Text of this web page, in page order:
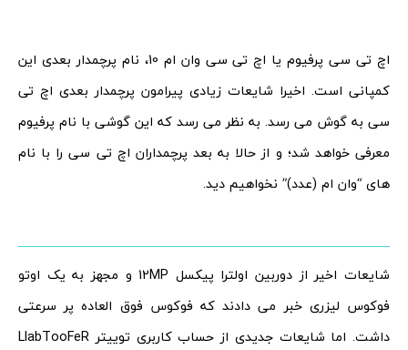
اچ تی سی پرفیوم یا اچ تی سی وان ام 10، نام پرچمدار بعدی این
کمپانی است. اخیرا شایعات زیادی پیرامون پرچمدار بعدی اچ تی
سی به گوش می رسد. به نظر می رسد که این گوشی با نام پرفیوم
معرفی خواهد شد؛ و از حالا به بعد پرچمداران اچ تی سی را با نام
های “وان ام (عدد)” نخواهیم دید.
شایعات اخیر از دوربین اولترا پیکسل 12MP و مجهز به یک اوتو
فوکوس لیزری خبر می دادند که فوکوس فوق العاده پر سرعتی
داشت. اما شایعات جدیدی از حساب کاربری توییتر LlabTooFeR